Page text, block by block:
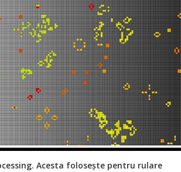
Acesta folosește pentru rulare